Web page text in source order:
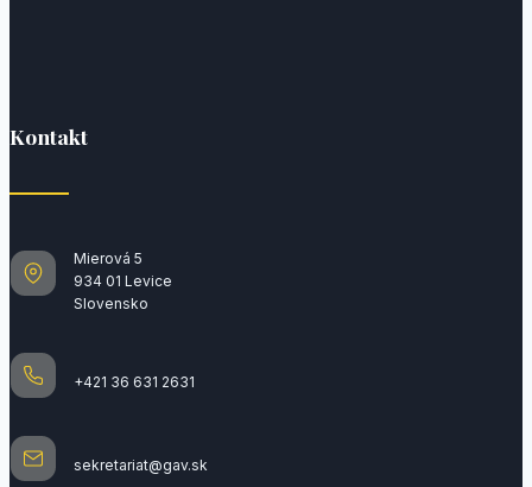
Kontakt
Mierová 5
934 01 Levice
Slovensko
+421 36 631 2631
sekretariat@gav.sk